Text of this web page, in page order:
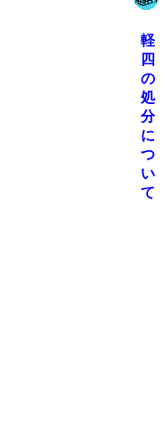
軽
四
の
処
分
に
つ
い
て